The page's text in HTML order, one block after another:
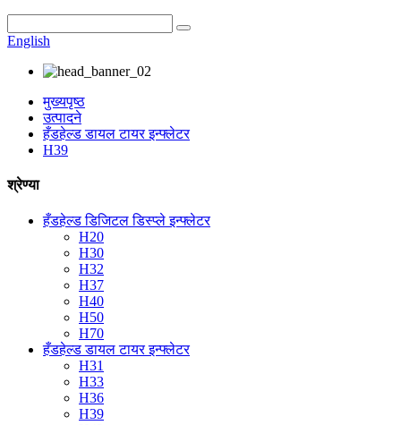
English
मुख्यपृष्ठ
उत्पादने
हँडहेल्ड डायल टायर इन्फ्लेटर
H39
श्रेण्या
हँडहेल्ड डिजिटल डिस्प्ले इन्फ्लेटर
H20
H30
H32
H37
H40
H50
H70
हँडहेल्ड डायल टायर इन्फ्लेटर
H31
H33
H36
H39